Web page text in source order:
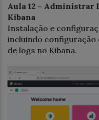
Aula 12 – Administrar
Kibana
Instalação e
incluindo configuração
de logs no Kibana.